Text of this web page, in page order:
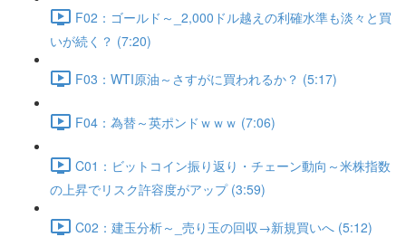
F02：ゴールド～_2,000ドル越えの利確水準も淡々と買
いが続く？ (7:20)
F03：WTI原油～さすがに買われるか？ (5:17)
F04：為替～英ポンドｗｗｗ (7:06)
C01：ビットコイン振り返り・チェーン動向～米株指数
の上昇でリスク許容度がアップ (3:59)
C02：建玉分析～_売り玉の回収→新規買いへ (5:12)